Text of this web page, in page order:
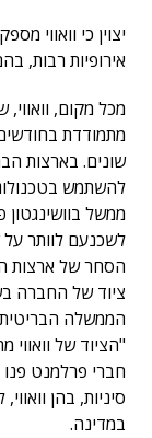
יצוין כי וואווי
אירופיות רבות,
מכל מקום,
מתמודדת
שונים. בארצות
להשתמש
ממשל בוושינגטון
לשכנעם לוותר על
הסחר של ארצות
ציוד של החברה
הממשלה
"הציוד של
חברי פרלמנט
סיניות, בהן
במדינה.